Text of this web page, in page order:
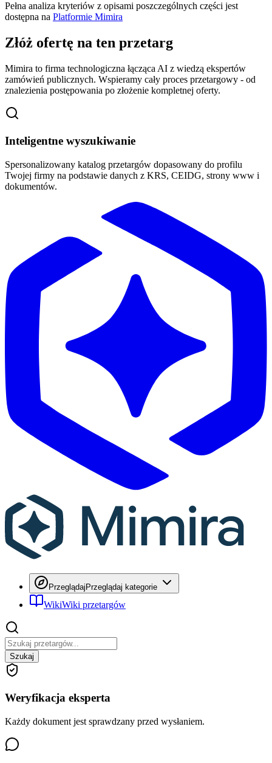
Pełna analiza kryteriów z opisami poszczególnych części jest
dostępna na Platformie Mimira
Złóż ofertę na ten przetarg
Mimira to firma technologiczna łącząca AI z wiedzą ekspertów
zamówień publicznych. Wspieramy cały proces przetargowy - od
znalezienia postępowania po złożenie kompletnej oferty.
Inteligentne wyszukiwanie
Spersonalizowany katalog przetargów dopasowany do profilu
Twojej firmy na podstawie danych z KRS, CEIDG, strony www i
dokumentów.
Przeglądaj Przeglądaj kategorie
WikiWiki przetargów
Szukaj
Weryfikacja eksperta
Każdy dokument jest sprawdzany przed wysłaniem.